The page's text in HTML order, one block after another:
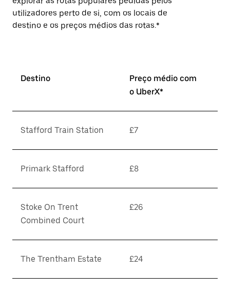
utilizadores perto de si, com os locais de
destino e os preços médios das rotas.*
Destino
Preço médio com
o UberX*
Stafford Train Station £7
Primark Stafford £8
Stoke On Trent
Combined Court
£26
The Trentham Estate £24